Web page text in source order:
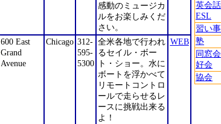
英会話
ESL
習い事
塾
同窓
好会
協会
感動のミュージカ
ルをお楽しみくだ
さい。
600 East
Grand
Avenue
Chicago 312-
595-
5300
全米各地で行われ
るセイル・ボー
ト・ショー。水に
ボートを浮かべて
リモートコントロ
ールで走らせるレ
ースに挑戦出来る
よ！
WEB